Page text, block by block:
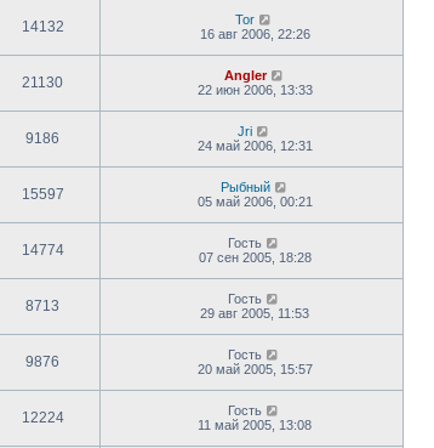
14132
Tor
16 авг 2006, 22:26
21130
Angler
22 июн 2006, 13:33
9186
Jri
24 май 2006, 12:31
15597
Рыбный
05 май 2006, 00:21
14774
Гость
07 сен 2005, 18:28
8713
Гость
29 авг 2005, 11:53
9876
Гость
20 май 2005, 15:57
12224
Гость
11 май 2005, 13:08